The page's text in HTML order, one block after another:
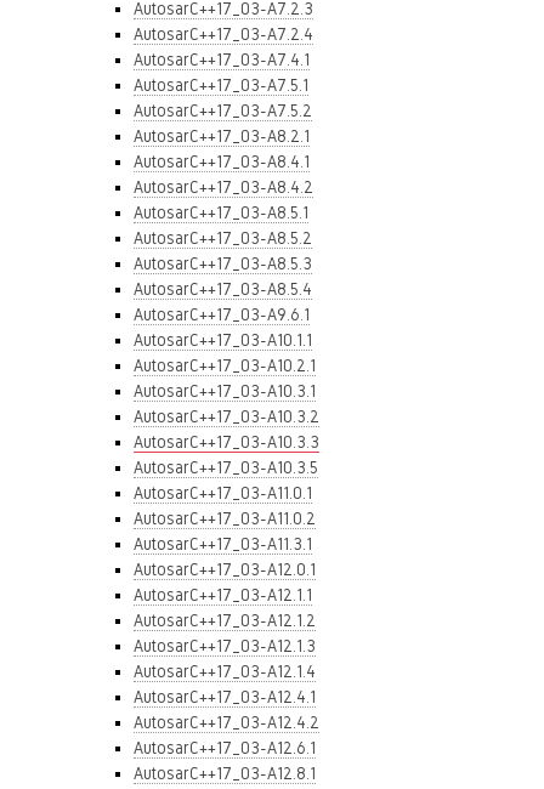
AutosarC++17_03-A7.2.3
AutosarC++17_03-A7.2.4
AutosarC++17_03-A7.4.1
AutosarC++17_03-A7.5.1
AutosarC++17_03-A7.5.2
AutosarC++17_03-A8.2.1
AutosarC++17_03-A8.4.1
AutosarC++17_03-A8.4.2
AutosarC++17_03-A8.5.1
AutosarC++17_03-A8.5.2
AutosarC++17_03-A8.5.3
AutosarC++17_03-A8.5.4
AutosarC++17_03-A9.6.1
AutosarC++17_03-A10.1.1
AutosarC++17_03-A10.2.1
AutosarC++17_03-A10.3.1
AutosarC++17_03-A10.3.2
AutosarC++17_03-A10.3.3
AutosarC++17_03-A10.3.5
AutosarC++17_03-A11.0.1
AutosarC++17_03-A11.0.2
AutosarC++17_03-A11.3.1
AutosarC++17_03-A12.0.1
AutosarC++17_03-A12.1.1
AutosarC++17_03-A12.1.2
AutosarC++17_03-A12.1.3
AutosarC++17_03-A12.1.4
AutosarC++17_03-A12.4.1
AutosarC++17_03-A12.4.2
AutosarC++17_03-A12.6.1
AutosarC++17_03-A12.8.1